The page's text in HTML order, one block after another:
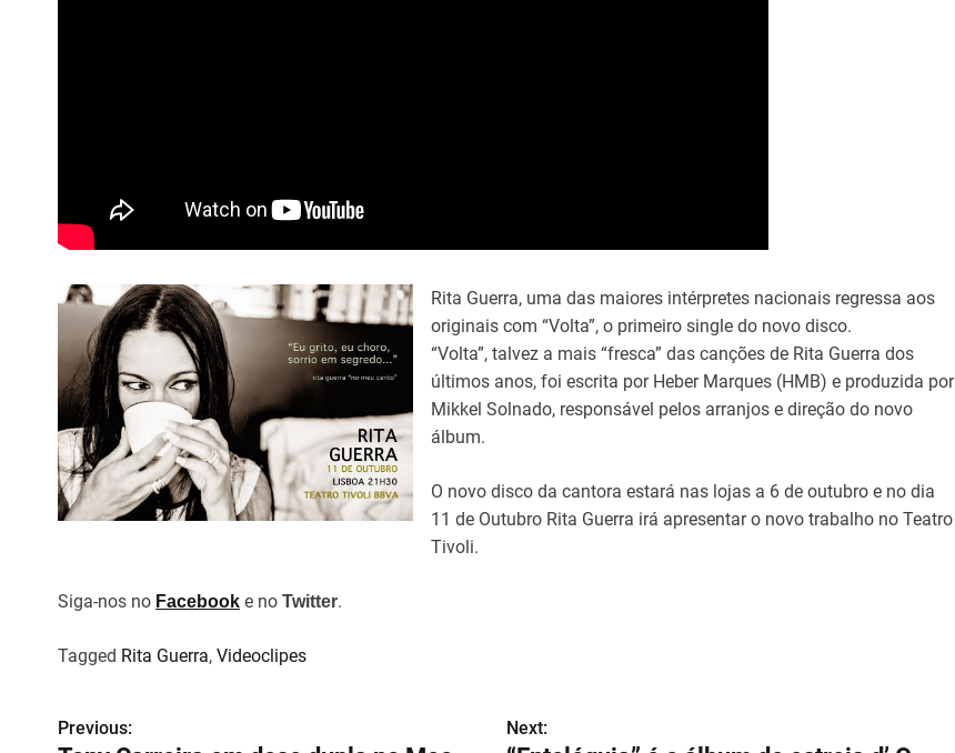
Rita Guerra, uma das maiores intérpretes nacionais regressa aos
originais com “Volta”, o primeiro single do novo disco.
“Volta”, talvez a mais “fresca” das canções de Rita Guerra dos
últimos anos, foi escrita por Heber Marques (HMB) e produzida por
Mikkel Solnado, responsável pelos arranjos e direção do novo
álbum.
O novo disco da cantora estará nas lojas a 6 de outubro e no dia
11 de Outubro Rita Guerra irá apresentar o novo trabalho no Teatro
Tivoli.
Siga-nos no Facebook e no Twitter.
Tagged Rita Guerra, Videoclipes
N
Previous: Next: